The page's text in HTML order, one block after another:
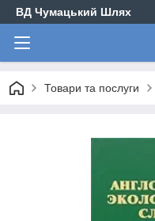
ВД Чумацький Шлях
Товари та послуги